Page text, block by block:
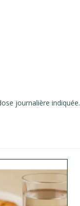
journalière indiquée.